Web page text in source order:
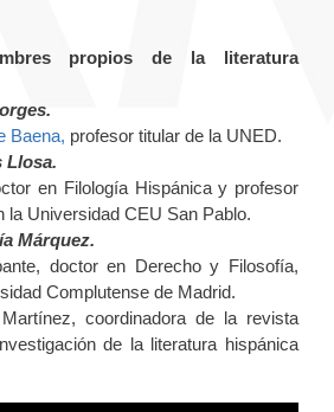
propios de la literatura
Baena, profesor titular de la UNED.
Llosa.
en Filología Hispánica y profesor
la Universidad CEU San Pablo.
Márquez.
doctor en Derecho y Filosofía,
Complutense de Madrid.
coordinadora de la revista
de la literatura hispánica